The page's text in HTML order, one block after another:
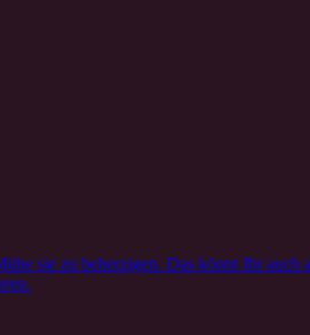
sie zu beherzigen. Das könnt Ihr